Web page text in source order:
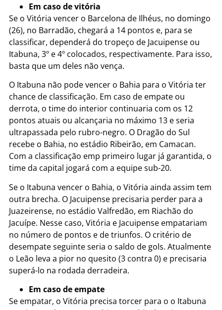
Em caso de vitória
Se o Vitória vencer o Barcelona de Ilhéus, no domingo
(26), no Barradão, chegará a 14 pontos e, para se
classificar, dependerá do tropeço de Jacuipense ou
Itabuna, 3º e 4º colocados, respectivamente. Para isso,
basta que um deles não vença.
O Itabuna não pode vencer o Bahia para o Vitória ter
chance de classificação. Em caso de empate ou
derrota, o time do interior continuaria com os 12
pontos atuais ou alcançaria no máximo 13 e seria
ultrapassada pelo rubro-negro. O Dragão do Sul
recebe o Bahia, no estádio Ribeirão, em Camacan.
Com a classificação emp primeiro lugar já garantida, o
time da capital jogará com a equipe sub-20.
Se o Itabuna vencer o Bahia, o Vitória ainda assim tem
outra brecha. O Jacuipense precisaria perder para a
Juazeirense, no estádio Valfredão, em Riachão do
Jacuípe. Nesse caso, Vitória e Jacuipense empatariam
no número de pontos e de triunfos. O critério de
desempate seguinte seria o saldo de gols. Atualmente
o Leão leva a pior no quesito (3 contra 0) e precisaria
superá-lo na rodada derradeira.
Em caso de empate
Se empatar, o Vitória precisa torcer para o o Itabuna